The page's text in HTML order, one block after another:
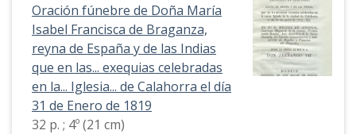
Oración fúnebre de Doña María
Isabel Francisca de Braganza,
reyna de España y de las Indias
que en las... exequias celebradas
en la... Iglesia... de Calahorra el día
31 de Enero de 1819
32 p. ; 4º (21 cm)